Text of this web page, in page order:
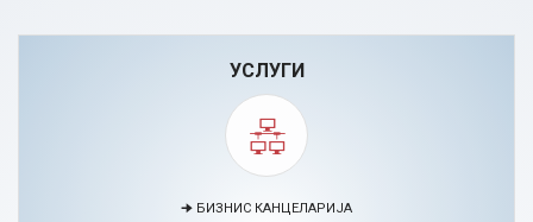
УСЛУГИ
🠊 МЕДИЈАЦИЈА